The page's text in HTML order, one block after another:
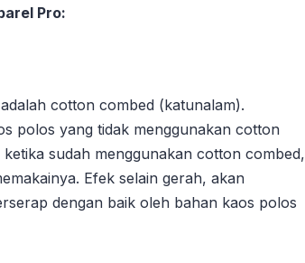
Pro:
cotton combed (katunalam).
polos yang tidak menggunakan cotton
sudah menggunakan cotton combed,
Efek selain gerah, akan
dengan baik oleh bahan kaos polos